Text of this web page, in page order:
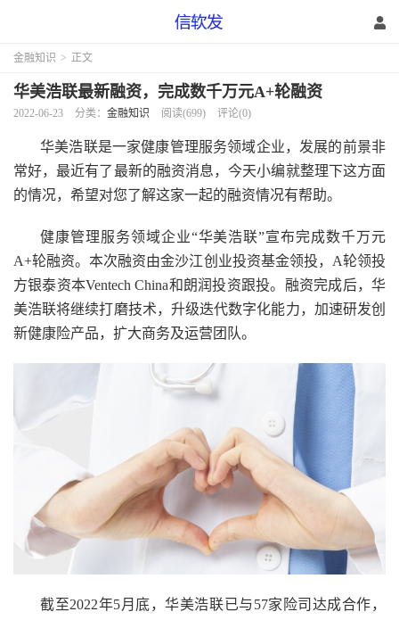
金融知识 > 正文
华美浩联最新融资，完成数千万元A+轮融资
2022-06-23 分类： 金融知识 阅读(699) 评论(0)
华美浩联是一家健康管理服务领域企业，发展的前景非
常好，最近有了最新的融资消息，今天小编就整理下这方面
的情况，希望对您了解这家一起的融资情况有帮助。
健康管理服务领域企业“华美浩联”宣布完成数千万元
A+轮融资。本次融资由金沙江创业投资基金领投，A轮领投
方银泰资本Ventech China和朗润投资跟投。融资完成后，华
美浩联将继续打磨技术，升级迭代数字化能力，加速研发创
新健康险产品，扩大商务及运营团队。
截至2022年5月底，华美浩联已与57家险司达成合作，